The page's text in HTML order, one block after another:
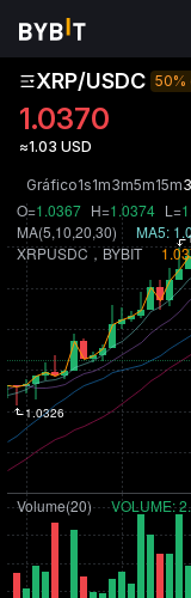
XRP/USDC 50%
1.0370
≈1.03 USD
Gráfico1s1m3m5m15m